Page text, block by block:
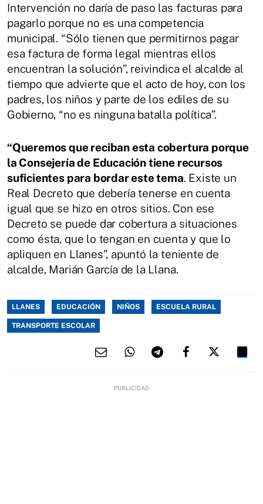
Intervención no daría de paso las facturas para
pagarlo porque no es una competencia
municipal. “Sólo tienen que permitirnos pagar
esa factura de forma legal mientras ellos
encuentran la solución”, reivindica el alcalde al
tiempo que advierte que el acto de hoy, con los
padres, los niños y parte de los ediles de su
Gobierno, “no es ninguna batalla política”.
“Queremos que reciban esta cobertura porque
la Consejería de Educación tiene recursos
suficientes para bordar este tema. Existe un
Real Decreto que debería tenerse en cuenta
igual que se hizo en otros sitios. Con ese
Decreto se puede dar cobertura a situaciones
como ésta, que lo tengan en cuenta y que lo
apliquen en Llanes”, apuntó la teniente de
alcalde, Marián García de la Llana.
LLANES EDUCACIÓN NIÑOS ESCUELA RURAL
TRANSPORTE ESCOLAR